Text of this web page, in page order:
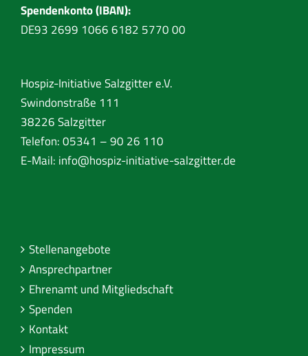
Spendenkonto (IBAN):
DE93 2699 1066 6182 5770 00
Hospiz-Initiative Salzgitter e.V.
Swindonstraße 111
38226 Salzgitter
Telefon: 05341 – 90 26 110
E-Mail: info@hospiz-initiative-salzgitter.de
Stellenangebote
Ansprechpartner
Ehrenamt und Mitgliedschaft
Spenden
Kontakt
Impressum